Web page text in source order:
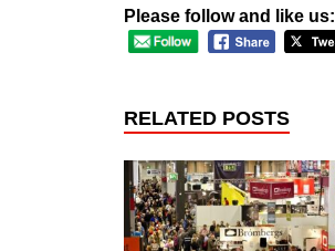
Please follow and like us:
RELATED POSTS